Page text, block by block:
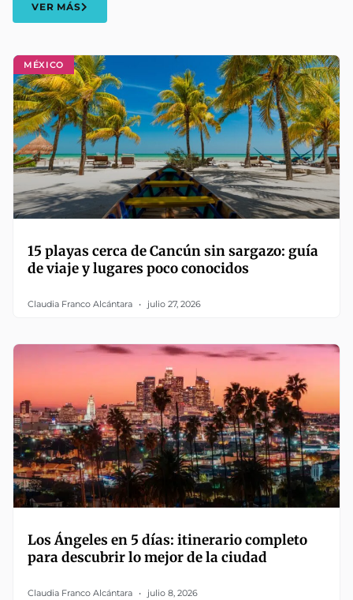
VER MÁS
MÉXICO
15 playas cerca de Cancún sin sargazo: guía
de viaje y lugares poco conocidos
Claudia Franco Alcántara julio 27, 2026
Los Ángeles en 5 días: itinerario completo
para descubrir lo mejor de la ciudad
Claudia Franco Alcántara julio 8, 2026